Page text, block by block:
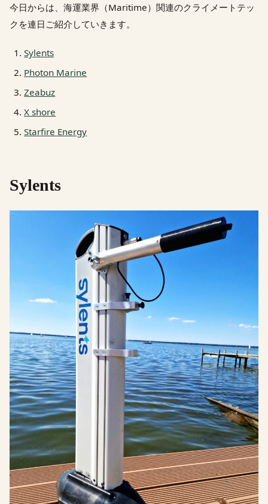
今日からは、海運業界（Maritime）関連のクライメートテッ
クを連日ご紹介していきます。
Sylents
Photon Marine
Zeabuz
X shore
Starfire Energy
Sylents